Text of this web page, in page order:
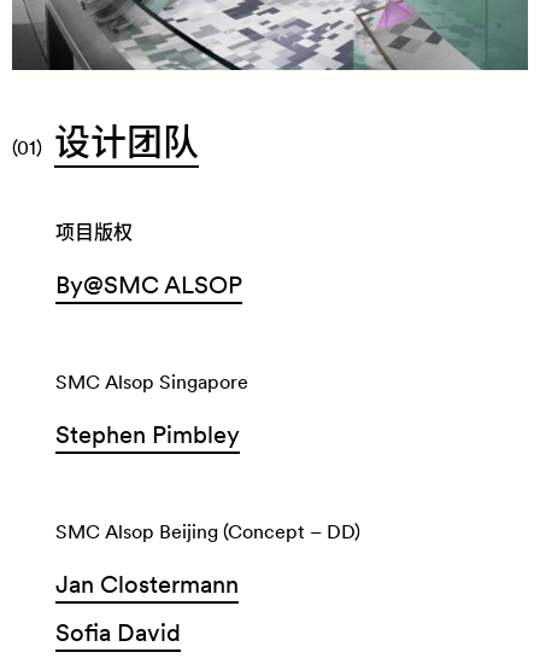
(01) ​设计团 队
项目版权
By@SMC ALSOP
SMC Alsop Singapore
Stephen Pimbley
SMC Alsop Beijing (Concept – DD)
Jan Clostermann
Sofia David